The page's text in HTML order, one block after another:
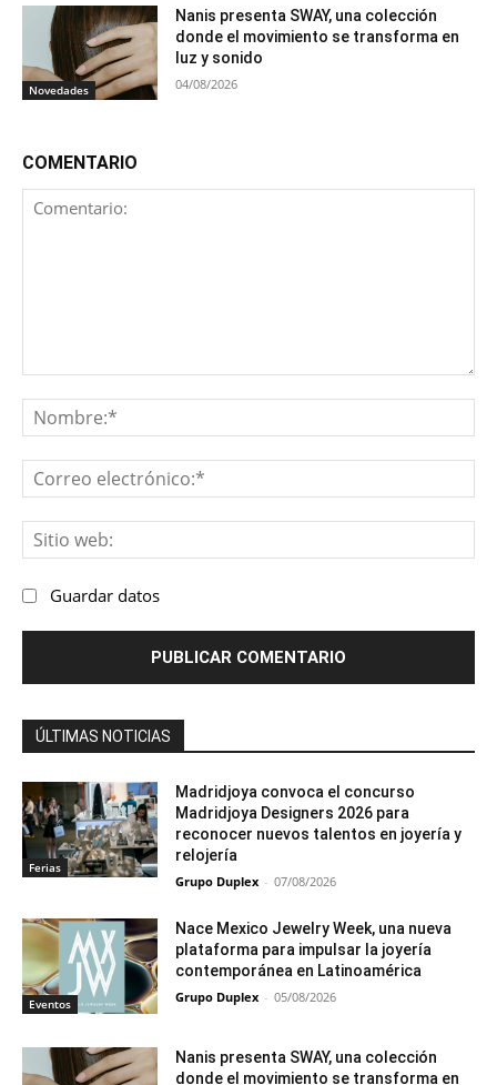
Novedades
Nanis presenta SWAY, una colección
donde el movimiento se transforma en
luz y sonido
04/08/2026
COMENTARIO
Guardar datos
ÚLTIMAS NOTICIAS
Ferias
Madridjoya convoca el concurso
Madridjoya Designers 2026 para
reconocer nuevos talentos en joyería y
relojería
Grupo Duplex - 07/08/2026
Eventos
Nace Mexico Jewelry Week, una nueva
plataforma para impulsar la joyería
contemporánea en Latinoamérica
Grupo Duplex - 05/08/2026
Nanis presenta SWAY, una colección
donde el movimiento se transforma en